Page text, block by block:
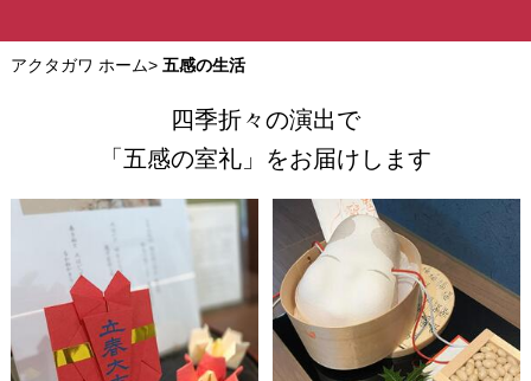
アクタガワ ホーム> 五感の生活
四季折々の演出で
「五感の室礼」をお届けします